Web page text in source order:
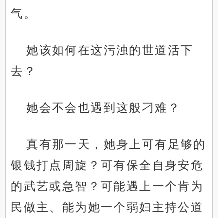
气。
她该如何在这污浊的世道活下
去？
她会不会也遇到这般刁难？
真有那一天，她身上可有足够的
银钱打点周旋？可有保全自身安危
的武艺或急智？可能遇上一个肯为
民做主、能为她一个弱妇主持公道